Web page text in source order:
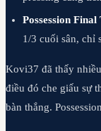
Possession
1/3 cuối sân, chỉ
Kovi37 đã thấy
điều đó che giấu sự
bàn thắng.